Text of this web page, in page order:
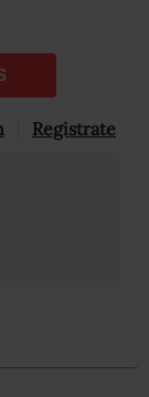
Registrate